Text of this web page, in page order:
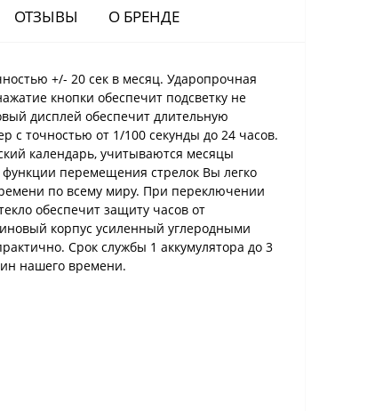
ОТЗЫВЫ О БРЕНДЕ
+/- 20 сек в месяц. Ударопрочная
кнопки обеспечит подсветку не
дисплей обеспечит длительную
с точностью от 1/100 секунды до 24 часов.
календарь, учитываются месяцы
перемещения стрелок Вы легко
по всему миру. При переключении
обеспечит защиту часов от
корпус усиленный углеродными
Срок службы 1 аккумулятора до 3
нашего времени.